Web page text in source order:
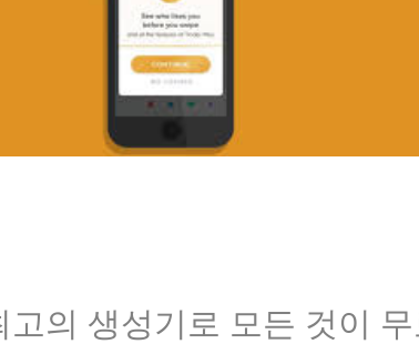
의 생성기로 모든 것이 무